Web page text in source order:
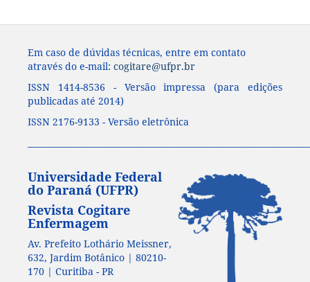
Em caso de dúvidas técnicas, entre em contato
através do e-mail: cogitare@ufpr.br
ISSN 1414-8536 - Versão impressa (para edições
publicadas até 2014)
ISSN 2176-9133 - Versão eletrônica
Universidade Federal
do Paraná (UFPR)
Revista Cogitare
Enfermagem
Av. Prefeito Lothário Meissner,
632, Jardim Botânico | 80210-
170 | Curitiba - PR